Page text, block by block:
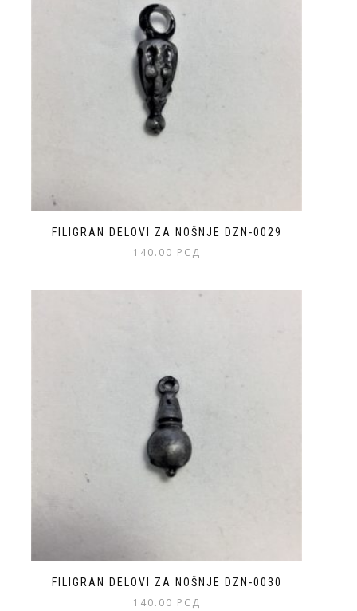
FILIGRAN DELOVI ZA NOŠNJE DZN-0029
140.00 РСД
FILIGRAN DELOVI ZA NOŠNJE DZN-0030
140.00 РСД